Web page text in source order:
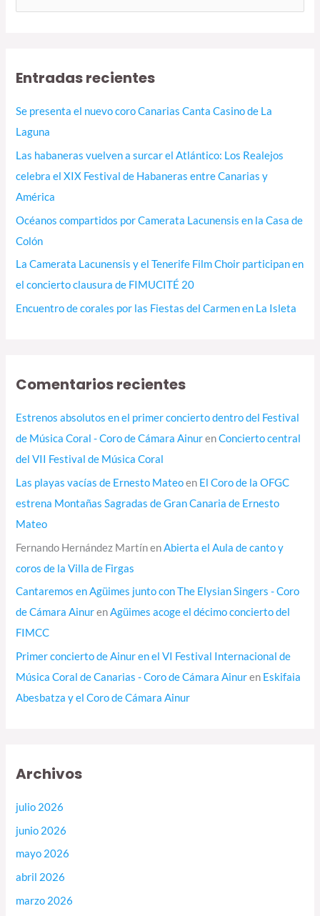
a
Entradas recientes
Se presenta el nuevo coro Canarias Canta Casino de La
Laguna
Las habaneras vuelven a surcar el Atlántico: Los Realejos
celebra el XIX Festival de Habaneras entre Canarias y
América
Océanos compartidos por Camerata Lacunensis en la Casa de
Colón
La Camerata Lacunensis y el Tenerife Film Choir participan en
el concierto clausura de FIMUCITÉ 20
Encuentro de corales por las Fiestas del Carmen en La Isleta
Comentarios recientes
Estrenos absolutos en el primer concierto dentro del Festival
de Música Coral - Coro de Cámara AinurenConcierto central
del VII Festival de Música Coral
Las playas vacías de Ernesto Mateoen El Coro de la OFGC
estrena Montañas Sagradas de Gran Canaria de Ernesto
Mateo
Fernando Hernández MartínenAbierta el Aula de canto y
coros de la Villa de Firgas
Cantaremos en Agüimes junto con The Elysian Singers - Coro
de Cámara AinurenAgüimes acoge el décimo concierto del
FIMCC
Primer concierto de Ainur en el VI Festival Internacional de
Música Coral de Canarias - Coro de Cámara Ainuren Eskifaia
Abesbatza y el Coro de Cámara Ainur
Archivos
julio 2026
junio 2026
mayo 2026
abril 2026
marzo 2026